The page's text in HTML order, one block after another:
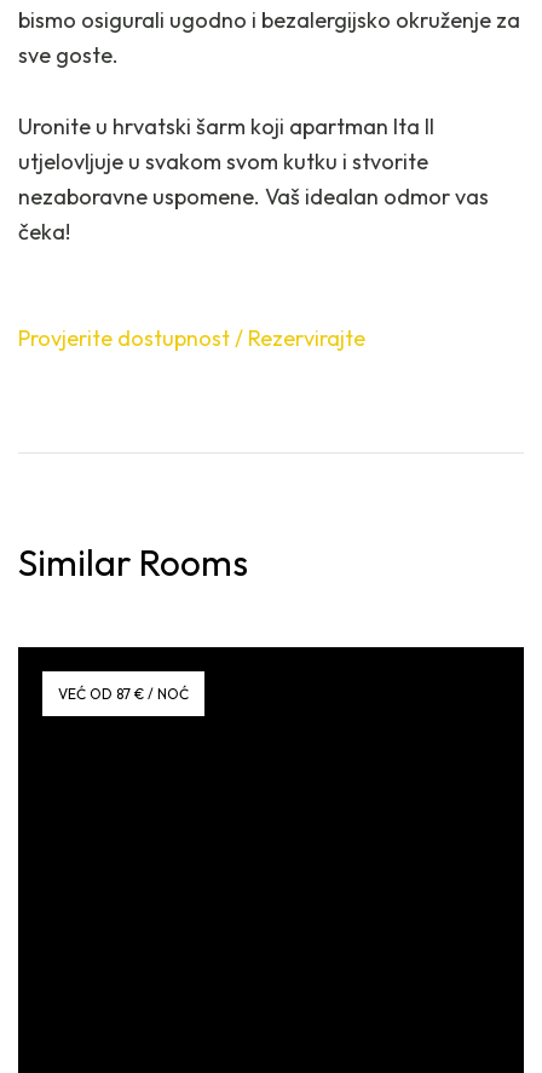
bismo osigurali ugodno i bezalergijsko okruženje za
sve goste.
Uronite u hrvatski šarm koji apartman Ita II
utjelovljuje u svakom svom kutku i stvorite
nezaboravne uspomene. Vaš idealan odmor vas
čeka!
Provjerite dostupnost / Rezervirajte
Similar Rooms
VEĆ OD 87 € / NOĆ